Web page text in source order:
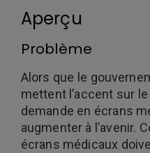
Aperçu
Problème
Alors que le
mettent l’accent sur
demande en écrans
augmenter à l’avenir.
écrans médicaux